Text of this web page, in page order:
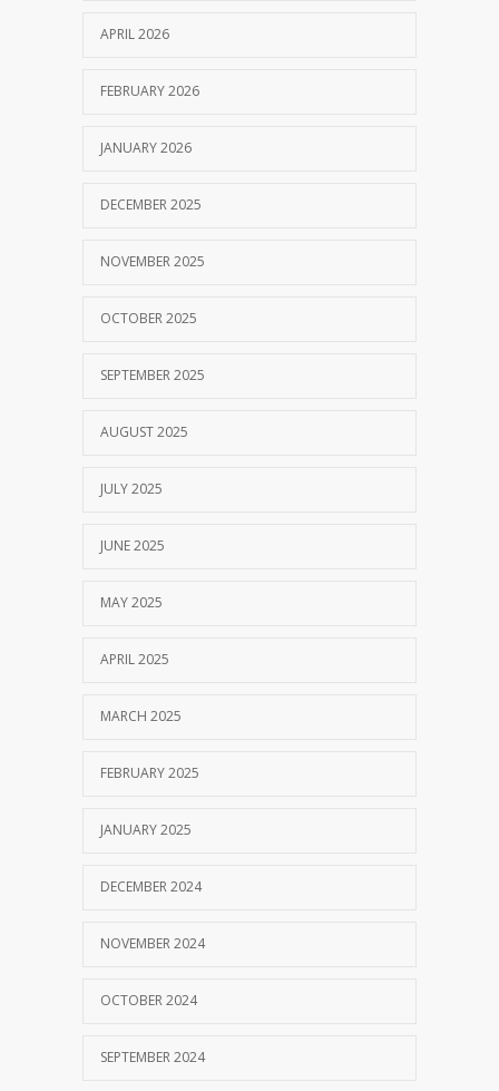
APRIL 2026
FEBRUARY 2026
JANUARY 2026
DECEMBER 2025
NOVEMBER 2025
OCTOBER 2025
SEPTEMBER 2025
AUGUST 2025
JULY 2025
JUNE 2025
MAY 2025
APRIL 2025
MARCH 2025
FEBRUARY 2025
JANUARY 2025
DECEMBER 2024
NOVEMBER 2024
OCTOBER 2024
SEPTEMBER 2024